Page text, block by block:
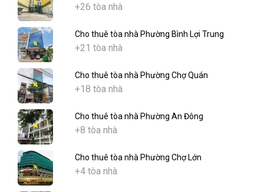
+26 tòa nhà
Cho thuê tòa nhà Phường Bình Lợi Trung
+21 tòa nhà
Cho thuê tòa nhà Phường Chợ Quán
+18 tòa nhà
Cho thuê tòa nhà Phường An Đông
+8 tòa nhà
Cho thuê tòa nhà Phường Chợ Lớn
+4 tòa nhà